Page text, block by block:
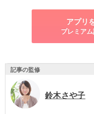
アプリ
プレミア
記事の監修
鈴木さや子